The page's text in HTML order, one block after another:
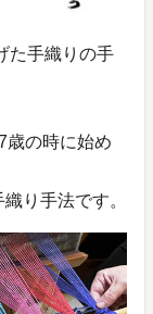
た手織りの手
歳の時に始め
り手法です。